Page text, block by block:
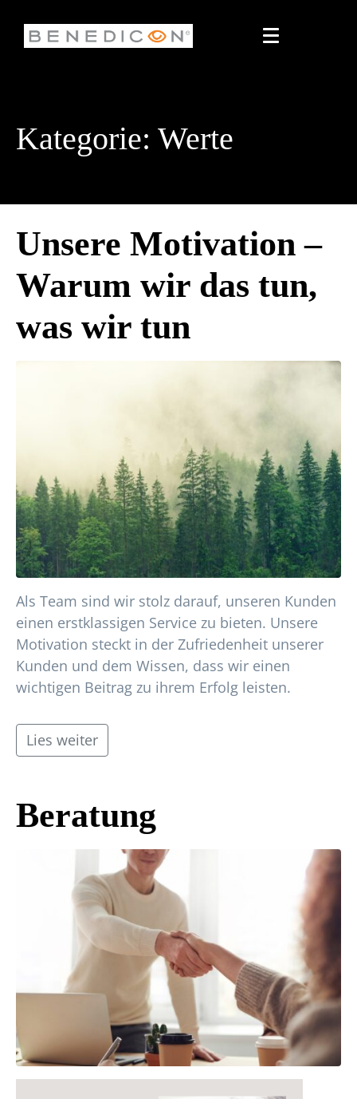
Kategorie: Werte
Unsere Motivation –
Warum wir das tun,
was wir tun
Als Team sind wir stolz darauf, unseren Kunden
einen erstklassigen Service zu bieten. Unsere
Motivation steckt in der Zufriedenheit unserer
Kunden und dem Wissen, dass wir einen
wichtigen Beitrag zu ihrem Erfolg leisten.
Lies weiter
Beratung